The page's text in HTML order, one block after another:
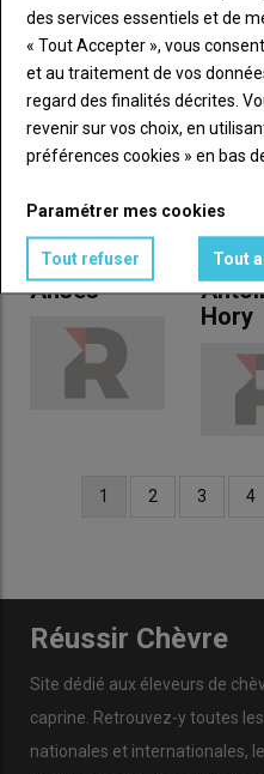
Amélie
Villette
Anses
Hory
Page
1 Page
2 Page
3 4
Réussir Chèvre
Site dédié aux éleveurs de
caprine. Retrouvez-y toutes
nationales et internationales,
des services essentiels et de
« Tout Accepter », vous
et au traitement de vos
regard des finalités décrites.
revenir sur vos choix, en
préférences cookies » en bas
Paramétrer mes cookies
Tout refuser Tout